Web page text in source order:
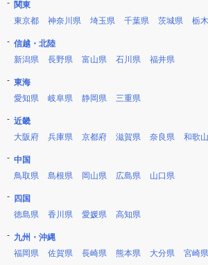
関東
東京都
神奈川県 埼玉県 千葉県 茨城県 栃
信越・北陸
新潟県
長野県 富山県 石川県 福井県
東海
愛知県
岐阜県 静岡県 三重県
近畿
大阪府
兵庫県 京都府 滋賀県 奈良県 和歌
中国
鳥取県
島根県 岡山県 広島県 山口県
四国
徳島県
香川県 愛媛県 高知県
九州・沖縄
福岡県
佐賀県 長崎県 熊本県 大分県 宮崎県